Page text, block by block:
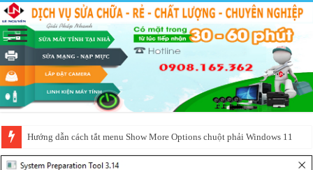
Hướng dẫn cách tắt menu Show More Options chuột phải Windows 11